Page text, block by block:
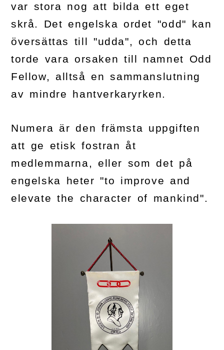
var stora nog att bilda ett eget
skrå. Det engelska ordet "odd" kan
översättas till "udda", och detta
torde vara orsaken till namnet Odd
Fellow, alltså en sammanslutning
av mindre hantverkaryrken.
Numera är den främsta uppgiften
att ge etisk fostran åt
medlemmarna, eller som det på
engelska heter "to improve and
elevate the character of mankind".